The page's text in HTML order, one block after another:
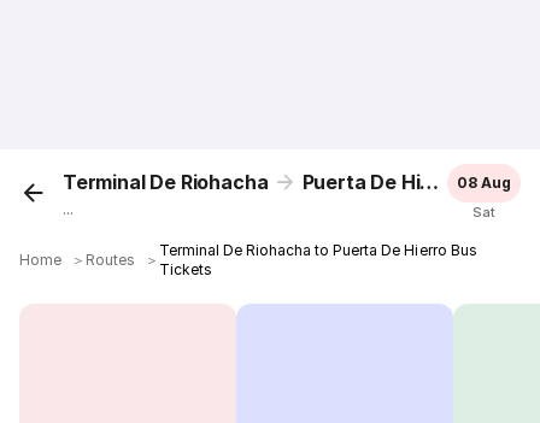
Terminal De Riohacha Puerta De Hierro
...
08 Aug
Sat
Home ＞ Routes ＞
Terminal De Riohacha to Puerta De Hierro Bus
Tickets